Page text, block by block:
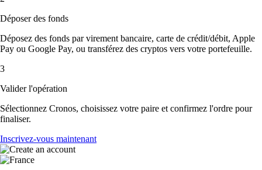
Déposer des fonds
Déposez des fonds par virement bancaire, carte de crédit/débit, Apple
Pay ou Google Pay, ou transférez des cryptos vers votre portefeuille.
3
Valider l'opération
Sélectionnez Cronos, choisissez votre paire et confirmez l'ordre pour
finaliser.
Inscrivez-vous maintenant